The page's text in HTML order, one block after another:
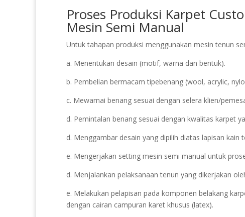
Proses Produksi Karpet
Mesin Semi Manual
Untuk tahapan produksi menggunakan mesin tenun
a. Menentukan desain (motif, warna dan bentuk).
b. Pembelian bermacam tipebenang (wool, acrylic,
c. Mewarnai benang sesuai dengan selera klien/
d. Pemintalan benang sesuai dengan kwalitas karpet
d. Menggambar desain yang dipilih diatas lapisan kain
e. Mengerjakan setting mesin semi manual untuk
d. Menjalankan pelaksanaan tenun yang dikerjakan
e. Melakukan pelapisan pada komponen belakang
dengan cairan campuran karet khusus (latex).